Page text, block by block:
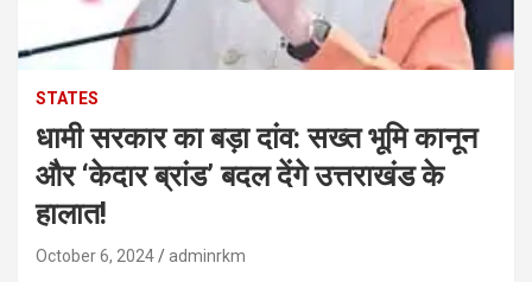
STATES
धामी सरकार का बड़ा दांव: सख्त भूमि कानून
और ‘केदार ब्रांड’ बदल देंगे उत्तराखंड के
हालात!
October 6, 2024 adminrkm